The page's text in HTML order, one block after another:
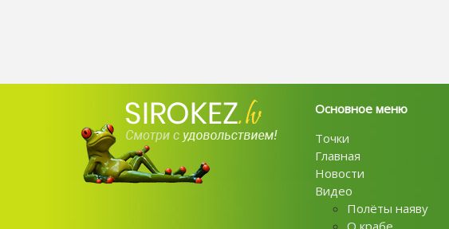
Основное меню
Точки
Главная
Новости
Видео
Полёты наяву
О крабе